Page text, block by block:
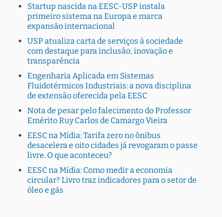
Startup nascida na EESC-USP instala
primeiro sistema na Europa e marca
expansão internacional
USP atualiza carta de serviços à sociedade
com destaque para inclusão, inovação e
transparência
Engenharia Aplicada em Sistemas
Fluidotérmicos Industriais: a nova disciplina
de extensão oferecida pela EESC
Nota de pesar pelo falecimento do Professor
Emérito Ruy Carlos de Camargo Vieira
EESC na Mídia: Tarifa zero no ônibus
desacelera e oito cidades já revogaram o passe
livre. O que aconteceu?
EESC na Mídia: Como medir a economia
circular? Livro traz indicadores para o setor de
óleo e gás